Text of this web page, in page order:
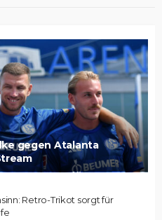
gegen Atalanta
Retro-Trikot sorgt für